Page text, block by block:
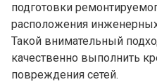
подготовки
расположения
Такой внимательный
качественно выполнить
повреждения сетей.